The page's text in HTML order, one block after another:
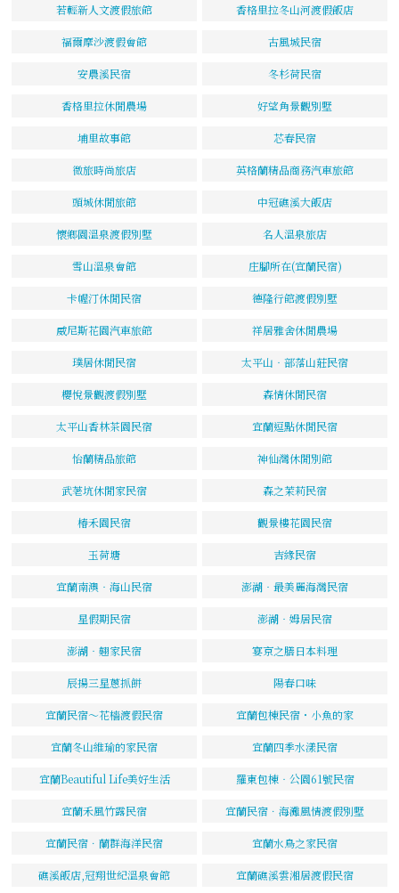
若輕新人文渡假旅館 香格里拉冬山河渡假飯店
福爾摩沙渡假會館 古風城民宿
安農溪民宿 冬杉荷民宿
香格里拉休閒農場 好望角景觀別墅
埔里故事館 芯春民宿
微旅時尚旅店 英格蘭精品商務汽車旅館
頭城休閒旅館 中冠礁溪大飯店
懷鄉園溫泉渡假別墅 名人溫泉旅店
雪山溫泉會館 庄腳所在(宜蘭民宿)
卡幄汀休閒民宿 德隆行館渡假別墅
威尼斯花園汽車旅館 祥居雅舍休閒農場
璞居休閒民宿 太平山‧部落山莊民宿
櫻悅景觀渡假別墅 森情休閒民宿
太平山香林茶園民宿 宜蘭逗點休閒民宿
怡蘭精品旅館 神仙灣休閒別館
武荖坑休閒家民宿 森之茉莉民宿
椿禾園民宿 觀景樓花園民宿
玉荷塘 吉緣民宿
宜蘭南澳‧海山民宿 澎湖‧最美麗海灣民宿
星假期民宿 澎湖‧姆居民宿
澎湖‧翹家民宿 宴京之膳日本料理
辰揚三星蔥抓餅 陽春口味
宜蘭民宿～花檣渡假民宿 宜蘭包棟民宿・小魚的家
宜蘭冬山維瑜的家民宿 宜蘭四季水漾民宿
宜蘭Beautiful Life美好生活 羅東包棟‧公園61號民宿
宜蘭禾風竹露民宿 宜蘭民宿．海灘風情渡假別墅
宜蘭民宿．蘭群海洋民宿 宜蘭水鳥之家民宿
礁溪飯店,冠翔世紀溫泉會館 宜蘭礁溪雲湘居渡假民宿